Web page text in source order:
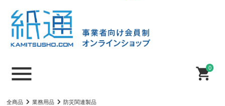
0
全商品 業務用品 防災関連製品